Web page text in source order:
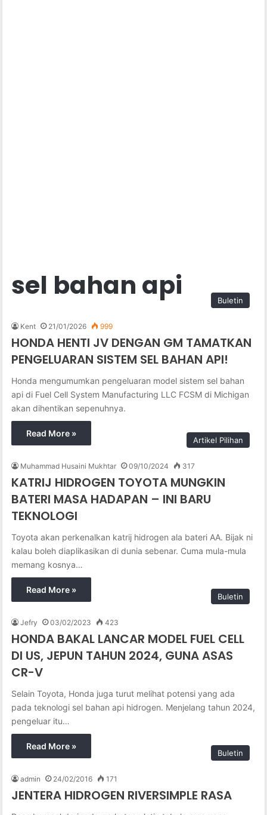
sel bahan api Buletin
Kent 21/01/2026 999
HONDA HENTI JV DENGAN GM TAMATKAN
PENGELUARAN SISTEM SEL BAHAN API!
Honda mengumumkan pengeluaran model sistem sel bahan
api di Fuel Cell System Manufacturing LLC FCSM di Michigan
akan dihentikan sepenuhnya.
Read More »
Artikel Pilihan
Muhammad Husaini Mukhtar 09/10/2024 317
KATRIJ HIDROGEN TOYOTA MUNGKIN
BATERI MASA HADAPAN – INI BARU
TEKNOLOGI
Toyota akan perkenalkan katrij hidrogen ala bateri AA. Bijak ni
kalau boleh diaplikasikan di dunia sebenar. Cuma mula-mula
memang kosnya…
Read More »
Buletin
Jefry 03/02/2023 423
HONDA BAKAL LANCAR MODEL FUEL CELL
DI US, JEPUN TAHUN 2024, GUNA ASAS
CR-V
Selain Toyota, Honda juga turut melihat potensi yang ada
pada teknologi sel bahan api hidrogen. Menjelang tahun 2024,
pengeluar itu…
Read More »
Buletin
admin 24/02/2016 171
JENTERA HIDROGEN RIVERSIMPLE RASA